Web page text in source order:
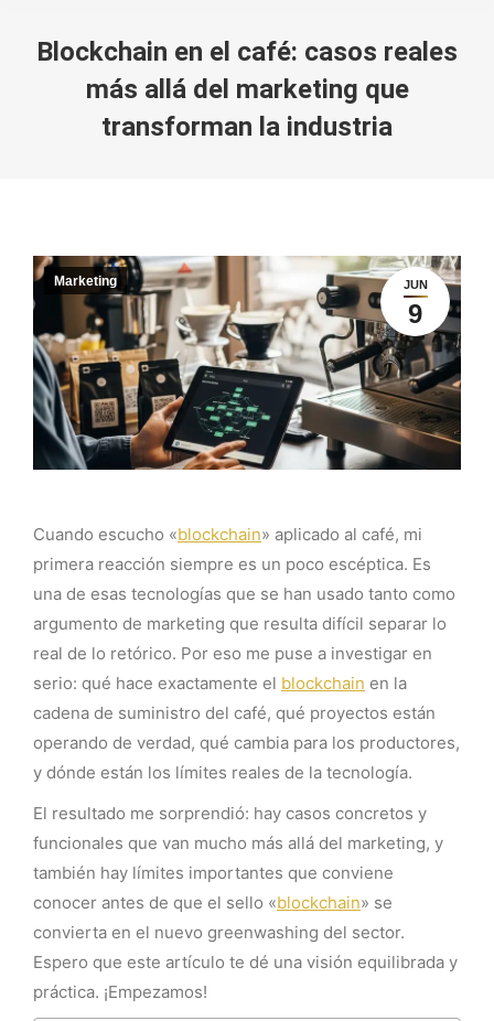
Blockchain en el café: casos reales
más allá del marketing que
transforman la industria
JUN
9
Marketing
Cuando escucho «blockchain» aplicado al café, mi
primera reacción siempre es un poco escéptica. Es
una de esas tecnologías que se han usado tanto como
argumento de marketing que resulta difícil separar lo
real de lo retórico. Por eso me puse a investigar en
serio: qué hace exactamente el blockchain en la
cadena de suministro del café, qué proyectos están
operando de verdad, qué cambia para los productores,
y dónde están los límites reales de la tecnología.
El resultado me sorprendió: hay casos concretos y
funcionales que van mucho más allá del marketing, y
también hay límites importantes que conviene
conocer antes de que el sello «blockchain» se
convierta en el nuevo greenwashing del sector.
Espero que este artículo te dé una visión equilibrada y
práctica. ¡Empezamos!